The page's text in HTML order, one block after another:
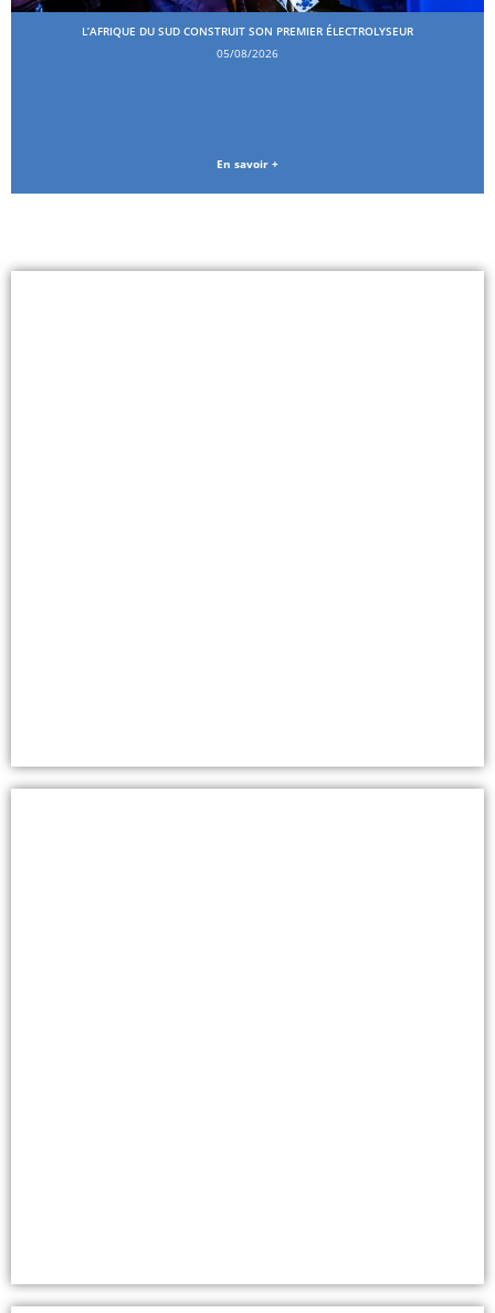
L’AFRIQUE DU SUD CONSTRUIT SON PREMIER ÉLECTROLYSEUR
05/08/2026
En savoir +